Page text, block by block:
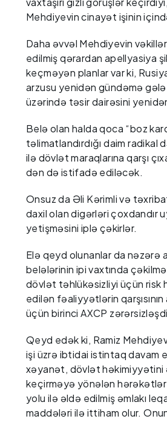
Mehdiyevin cinayət işinin
Daha əvvəl Mehdiyevin
edilmiş qərardan apellyasiya
keçməyən planlar var ki,
arzusu yenidən gündəmə
üzərində təsir dairəsini
Belə olan halda qoca “boz
təlimatlandırdığı daim radikal
ilə dövlət maraqlarına qarşı
dən də istifadə ediləcək.
Onsuz da Əli Kərimli və
daxil olan digərləri çoxdandır
yetişməsini iplə çəkirlər.
Elə qeyd olunanlar da nəzərə
belələrinin ipi vaxtında
dövlət təhlükəsizliyi üçün risk
edilən fəaliyyətlərin qarşısının
üçün birinci AXCP
Qeyd edək ki, Ramiz
işi üzrə ibtidai istintaq davam
xəyanət, dövlət həkimiyyətini
keçirməyə yönələn
yolu ilə əldə edilmiş əmlakı
maddələri ilə ittiham olur.